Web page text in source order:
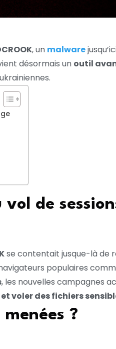
, un malware
désormais un outil
de
se contentait jusque-là de
populaires
, les nouvelles campagnes
voler des fichiers
?